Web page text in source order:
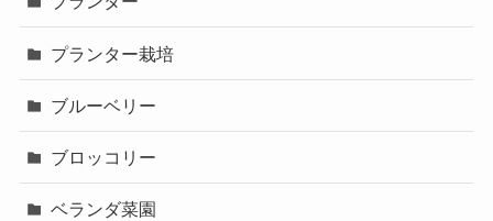
プランター栽培
ブルーベリー
ブロッコリー
ベランダ菜園